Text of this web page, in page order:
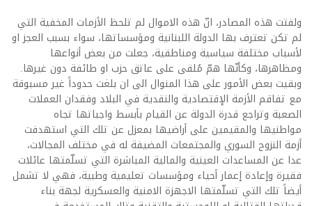
ولفتت هذه المصادر، انّ هذه الاموال لم تلحظ الأزمات المخفية التي
لم تكن تعترف بها الدولة اللبنانية ومؤسساتها، سواء بسبب العجز او
لأسباب مختلفة سياسية ومناطقية، جعلت من بعض أنواعها
ومظاهرها، وكأنّها همّ مُلقى على عاتق حزب او طائفة دون غيرها.
وبقيت بعض الأمور على هذا المنوال الى ان بلغت حدوداً غير مسبوقة
مع تفاقم الأزمة الإقتصادية والنقدية في البلاد وفقدان العملات
الصعبة وتراجع قدرة الدولة عن القيام بأبسط واجباتها تجاه
مواطنيها والمقيمين على أراضيها بمعزل عن تلك التي استهدفت
أزمة النزوح السوري والمجتمعات المضيفة له في مختلف المجالات،
عدا عن المساعدات العينية والمالية المباشرة التي تسلّمتها عائلات
فقيرة وإعادة إعمار أحياء ومؤسسات تعليمية وطبية، فهي لا تشمل
أيضاً تلك التي تسلّمتها الاجهزة الامنية والعسكرية لجهة بناء